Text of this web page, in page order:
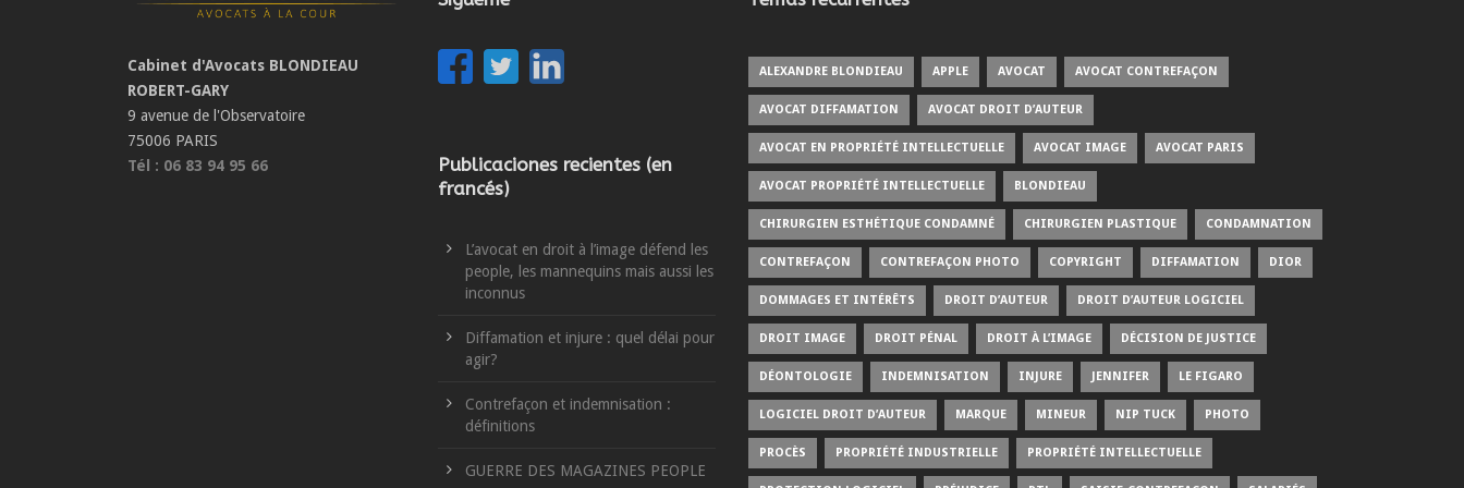
Cabinet d'Avocats BLONDIEAU
ROBERT-GARY
9 avenue de l'Observatoire
75006 PARIS
Tél : 06 83 94 95 66
Publicaciones recientes (en
francés)
L’avocat en droit à l’image défend les
people, les mannequins mais aussi les
inconnus
Diffamation et injure : quel délai pour
agir?
Contrefaçon et indemnisation :
définitions
GUERRE DES MAGAZINES PEOPLE
ALEXANDRE BLONDIEAU APPLE AVOCAT AVOCAT CONTREFAÇON
AVOCAT DIFFAMATION AVOCAT DROIT D’AUTEUR
AVOCAT EN PROPRIÉTÉ INTELLECTUELLE AVOCAT IMAGE AVOCAT PARIS
AVOCAT PROPRIÉTÉ INTELLECTUELLE BLONDIEAU
CHIRURGIEN ESTHÉTIQUE CONDAMNÉ CHIRURGIEN PLASTIQUE CONDAMNATION
CONTREFAÇON CONTREFAÇON PHOTO COPYRIGHT DIFFAMATION DIOR
DOMMAGES ET INTÉRÊTS DROIT D’AUTEUR DROIT D’AUTEUR LOGICIEL
DROIT IMAGE DROIT PÉNAL DROIT À L’IMAGE DÉCISION DE JUSTICE
DÉONTOLOGIE INDEMNISATION INJURE JENNIFER LE FIGARO
LOGICIEL DROIT D’AUTEUR MARQUE MINEUR NIP TUCK PHOTO
PROCÈS PROPRIÉTÉ INDUSTRIELLE PROPRIÉTÉ INTELLECTUELLE